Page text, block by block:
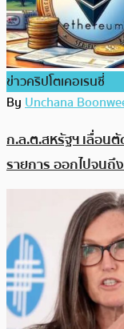
ข่าวคริปโตเคอเรนซี่
ByUnchana
ก.ล.ต.สหรัฐฯ เลื่อน
รายการ ออกไปจน